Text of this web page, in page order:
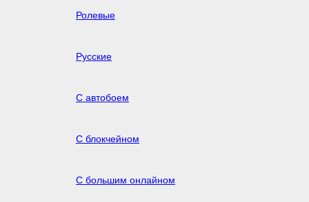
Ролевые
Русские
С автобоем
С блокчейном
С большим онлайном